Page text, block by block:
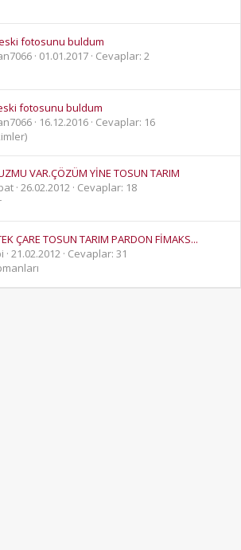
fotosunu buldum
01.01.2017 Cevaplar: 2
fotosunu buldum
16.12.2016 Cevaplar: 16
VAR.ÇÖZÜM YİNE TOSUN TARIM
26.02.2012 Cevaplar: 18
ÇARE TOSUN TARIM PARDON FİMAKS...
21.02.2012 Cevaplar: 31